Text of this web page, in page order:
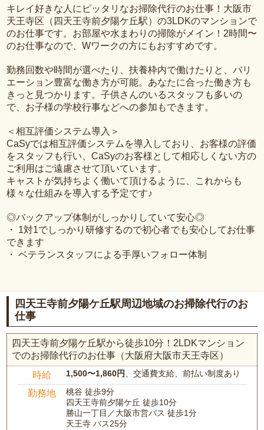
キレイ好きな人にピッタリなお掃除代行のお仕事！大阪市
天王寺区（四天王寺前夕陽ケ丘駅）の3LDKのマンションで
のお仕事です。お部屋や水まわりの掃除がメイン！2時間〜
のお仕事なので、Wワークの方にもおすすめです。
勤務回数や時間が選べたり、扶養枠内で働けたりと、バリ
エーション豊富な働き方が可能。あなたに合った働き方も
きっと見つかります。子供さんのいるスタッフも多いの
で、お子様の学校行事などへの参加もできます。
＜相互評価システム導入＞
CaSyでは相互評価システムを導入しており、お客様の評価
をスタッフも行い、CaSyのお客様として相応しくない方の
ご利用はご遠慮させて頂いています。
キャストが気持ちよく働いて頂けるように、これからも
様々な仕組みを導入する予定です♪
◎バックアップ体制がしっかりしていて安心◎
・ 1対1でしっかり研修するので初心者でも安心してお仕事
できます
・ ベテランスタッフによる手厚いフォロー体制
四天王寺前夕陽ケ丘駅周辺地域のお掃除代行のお
仕事
四天王寺前夕陽ケ丘駅から徒歩10分！2LDKマンション
でのお掃除代行のお仕事（大阪府大阪市天王寺区）
時給 1,500〜1,860円、交通費支給、前払い制度あり
勤務地
桃谷 徒歩9分
四天王寺前夕陽ケ丘 徒歩10分
勝山一丁目／大阪市営バス 徒歩1分
天王寺 バス25分